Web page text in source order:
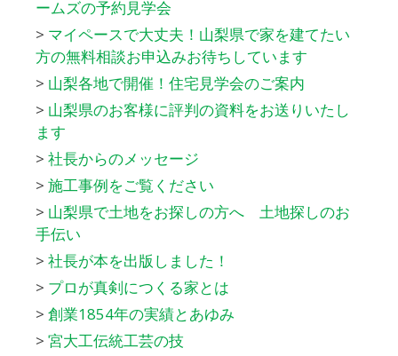
ームズの予約見学会
> マイペースで大丈夫！山梨県で家を建てたい
方の無料相談お申込みお待ちしています
> 山梨各地で開催！住宅見学会のご案内
> 山梨県のお客様に評判の資料をお送りいたし
ます
> 社長からのメッセージ
> 施工事例をご覧ください
> 山梨県で土地をお探しの方へ 土地探しのお
手伝い
> 社長が本を出版しました！
> プロが真剣につくる家とは
> 創業1854年の実績とあゆみ
> 宮大工伝統工芸の技